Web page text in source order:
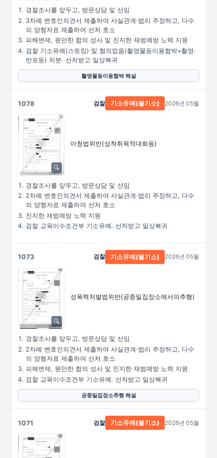
경찰조사를 앞두고, 방문상담 및 선임
3차례 변호인의견서 제출하여 사실관계·법리 주장하고, 다수
의 양형자료 제출하여 선처 호소
피해변제, 원만한 합의 성사 및 진지한 재범예방 노력 지원
검찰 기소유예(스토킹) 및 혐의없음(촬영물등이용협박+촬영·
반포등) 처분. 선처받고 일상복귀
촬영물등이용협박 해설
1078
아청법위반(성착취목적대화등)
검찰 기소유예(불기소) 2026년 05월
경찰조사를 앞두고, 방문상담 및 선임
2차례 변호인의견서 제출하여 사실관계·법리 주장하고, 다수
의 양형자료 제출하여 선처 호소
진지한 재범예방 노력 지원
검찰 교육이수조건부 기소유예. 선처받고 일상복귀
1073
성폭력처벌법위반(공중밀집장소에서의추행)
검찰 기소유예(불기소) 2026년 05월
경찰조사를 앞두고, 방문상담 및 선임
2차례 변호인의견서 제출하여 사실관계·법리 주장하고, 다수
의 양형자료 제출하여 선처 호소
피해변제, 원만한 합의 성사 및 진지한 재범예방 노력 지원
검찰 교육이수조건부 기소유예. 선처받고 일상복귀
공중밀집장소추행 해설
1071 검찰 기소유예(불기소) 2026년 05월